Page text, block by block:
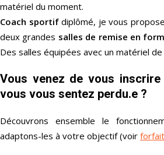
matériel du moment.
Coach sportifdiplômé, je vous
deux grandes salles de remise en
Des salles équipées avec un matériel
Vous venez de vous
vous vous sentez perdu.e ?
Découvrons ensemble le
adaptons-les à votre objectif (voir